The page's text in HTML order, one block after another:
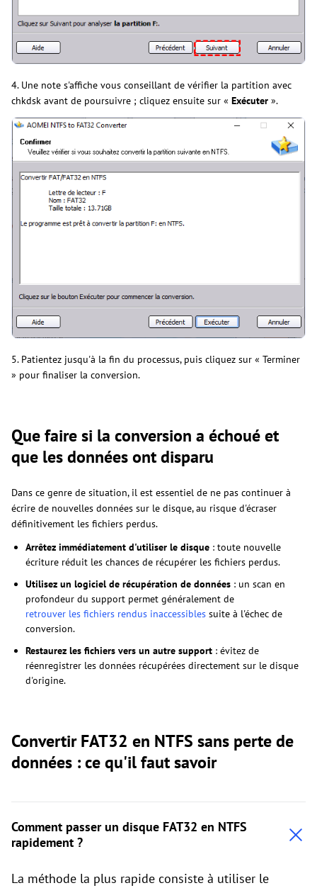
4. Une note s'affiche vous conseillant de vérifier la partition avec
chkdsk avant de poursuivre ; cliquez ensuite sur « Exécuter ».
5. Patientez jusqu'à la fin du processus, puis cliquez sur « Terminer
» pour finaliser la conversion.
Que faire si la conversion a échoué et
que les données ont disparu
Dans ce genre de situation, il est essentiel de ne pas continuer à
écrire de nouvelles données sur le disque, au risque d'écraser
définitivement les fichiers perdus.
Arrêtez immédiatement d'utiliser le disque : toute nouvelle
écriture réduit les chances de récupérer les fichiers perdus.
Utilisez un logiciel de récupération de données : un scan en
profondeur du support permet généralement de
retrouver les fichiers rendus inaccessibles suite à l'échec de
conversion.
Restaurez les fichiers vers un autre support : évitez de
réenregistrer les données récupérées directement sur le disque
d'origine.
Convertir FAT32 en NTFS sans perte de
données : ce qu'il faut savoir
Comment passer un disque FAT32 en NTFS
rapidement ?
La méthode la plus rapide consiste à utiliser le